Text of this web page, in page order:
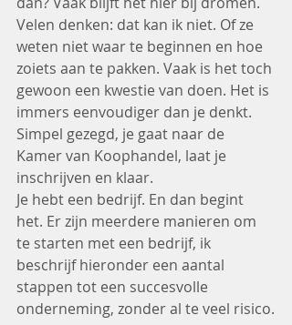
Velen denken: dat kan ik niet. Of ze
weten niet waar te beginnen en hoe
zoiets aan te pakken. Vaak is het toch
gewoon een kwestie van doen. Het is
immers eenvoudiger dan je denkt.
Simpel gezegd, je gaat naar de
Kamer van Koophandel, laat je
inschrijven en klaar.
Je hebt een bedrijf. En dan begint
het. Er zijn meerdere manieren om
te starten met een bedrijf, ik
beschrijf hieronder een aantal
stappen tot een succesvolle
onderneming, zonder al te veel risico.